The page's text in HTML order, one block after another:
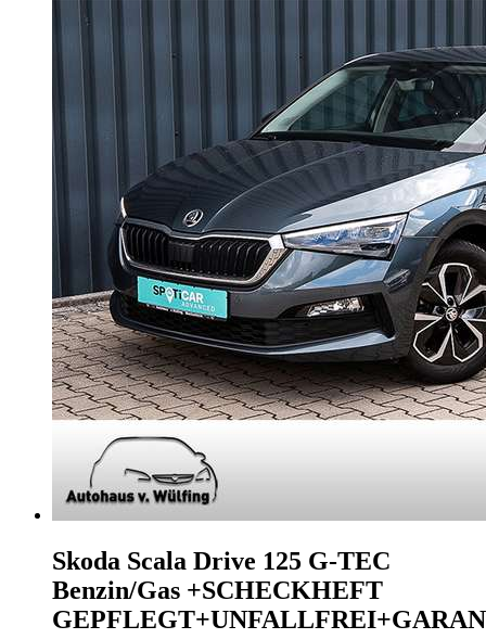
Skoda Scala Drive 125 G-TEC
Benzin/Gas +SCHECKHEFT